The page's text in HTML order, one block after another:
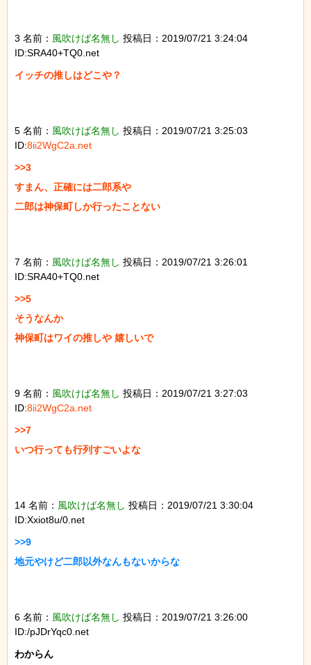
3 名前： 風吹けば名無し 投稿日：2019/07/21 3:24:04
ID:SRA40+TQ0.net
イッチの推しはどこや？
5 名前： 風吹けば名無し 投稿日：2019/07/21 3:25:03
ID:8ii2WgC2a.net
>>3
すまん、正確には二郎系や
二郎は神保町しか行ったことない
7 名前： 風吹けば名無し 投稿日：2019/07/21 3:26:01
ID:SRA40+TQ0.net
>>5
そうなんか
神保町はワイの推しや 嬉しいで
9 名前： 風吹けば名無し 投稿日：2019/07/21 3:27:03
ID:8ii2WgC2a.net
>>7
いつ行っても行列すごいよな
14 名前： 風吹けば名無し 投稿日：2019/07/21 3:30:04
ID:Xxiot8u/0.net
>>9
地元やけど二郎以外なんもないからな
6 名前： 風吹けば名無し 投稿日：2019/07/21 3:26:00
ID:/pJDrYqc0.net
わからん